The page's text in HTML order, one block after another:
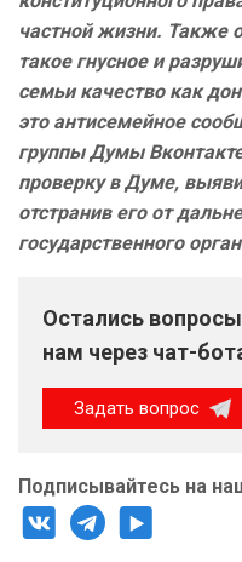
частной жизни. Также
такое гнусное и
семьи качество как
это антисемейное
группы Думы
проверку в Думе,
отстранив его от
государственного
Остались
нам через чат-
Задать вопрос
Подписывайтесь на